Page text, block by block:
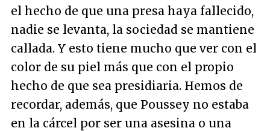
el hecho de que una presa haya fallecido,
nadie se levanta, la sociedad se mantiene
callada. Y esto tiene mucho que ver con el
color de su piel más que con el propio
hecho de que sea presidiaria. Hemos de
recordar, además, que Poussey no estaba
en la cárcel por ser una asesina o una